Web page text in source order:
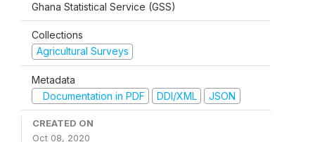
Ghana Statistical Service (GSS)
Collections
Agricultural Surveys
Metadata
Documentation in PDF
DDI/XML JSON
CREATED ON
Oct 08, 2020